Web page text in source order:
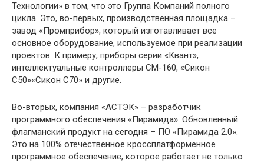
Технологии» в том, что это Группа Компаний полного
цикла. Это, во-первых, производственная площадка –
завод «Пром­прибор», который изготавливает все
основное оборудование, используемое при реализации
проектов. К примеру, приборы серии «Квант»,
интеллектуальные контроллеры СМ-160, «Сикон
С50»«Сикон С70» и другие.
Во-вторых, компания «АСТЭК» – разработчик
программного обеспечения «Пирамида». Обновленный
флагманский продукт на сегодня – ПО «Пирамида 2.0».
Это на 100% отечественное кроссплатформенное
программное обеспечение, которое работает не только